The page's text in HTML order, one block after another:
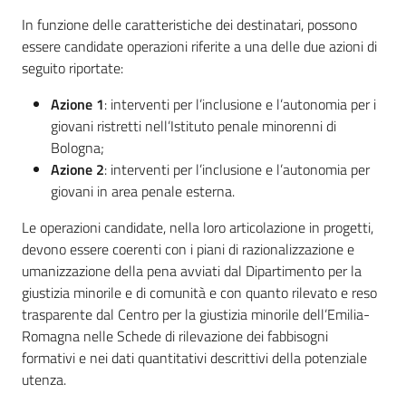
In funzione delle caratteristiche dei destinatari, possono
essere candidate operazioni riferite a una delle due azioni di
seguito riportate:
Azione 1: interventi per l’inclusione e l’autonomia per i
giovani ristretti nell’Istituto penale minorenni di
Bologna;
Azione 2: interventi per l’inclusione e l’autonomia per
giovani in area penale esterna.
Le operazioni candidate, nella loro articolazione in progetti,
devono essere coerenti con i piani di razionalizzazione e
umanizzazione della pena avviati dal Dipartimento per la
giustizia minorile e di comunità e con quanto rilevato e reso
trasparente dal Centro per la giustizia minorile dell’Emilia-
Romagna nelle Schede di rilevazione dei fabbisogni
formativi e nei dati quantitativi descrittivi della potenziale
utenza.